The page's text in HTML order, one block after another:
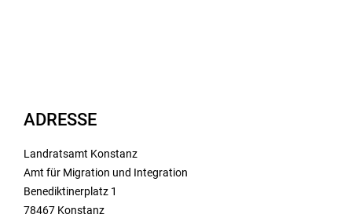
ADRESSE
Landratsamt Konstanz
Amt für Migration und Integration
Benediktinerplatz 1
78467 Konstanz